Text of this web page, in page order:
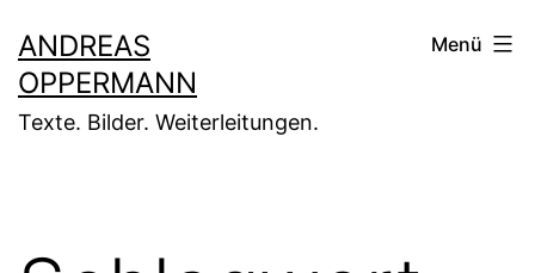
Inhalt
springen
ANDREAS
OPPERMANN
Texte. Bilder. Weiterleitungen.
Menü